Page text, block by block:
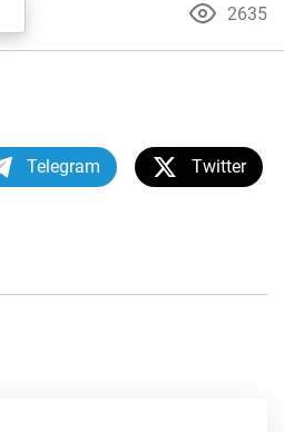
2635
Telegram Twitter